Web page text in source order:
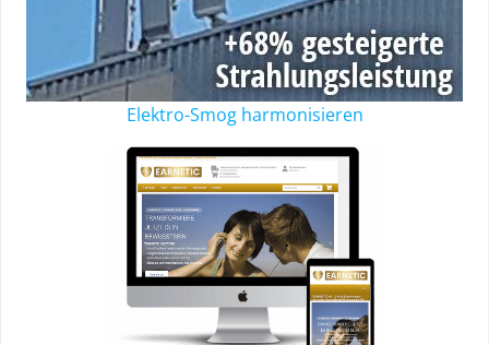
Elektro-Smog harmonisieren